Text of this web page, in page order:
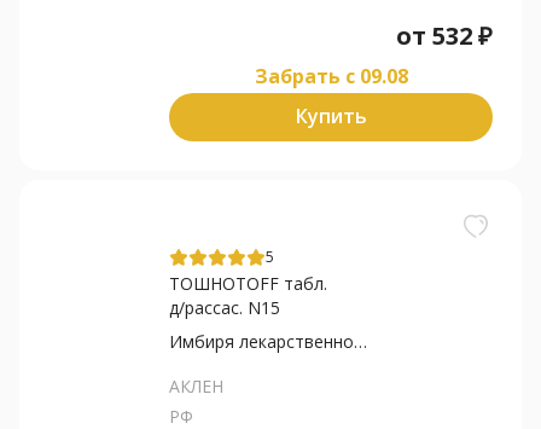
от 532₽
Забрать c 09.08
Купить
5
ТОШНОТOFF табл.
д/рассас. N15
Имбиря лекарственного...
АКЛЕН
РФ